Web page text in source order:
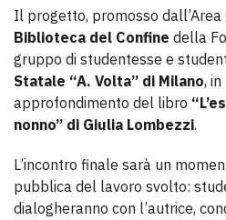
Il progetto, promosso
Biblioteca del Confine della
gruppo di studentesse e
Statale “A. Volta” di Milano,
approfondimento del libro
nonno” di Giulia Lombezzi.
L’incontro finale sarà un
pubblica del lavoro svolto:
dialogheranno con l’autrice,